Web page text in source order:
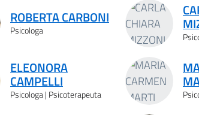
ROBERTA CARBONI
Psicologa
ELEONORA
CAMPELLI
Psicologa | Psicoterapeuta